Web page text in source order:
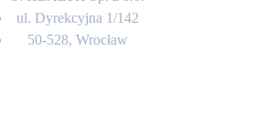
ul. Dyrekcyjna 1/142
50-528, Wrocław